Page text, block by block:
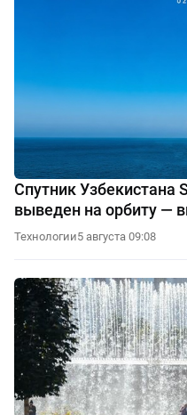
Спутник Узбекистана
выведен на орбиту —
Технологии5 августа 09:08